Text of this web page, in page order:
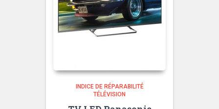
INDICE DE RÉPARABILITÉ
TÉLÉVISION